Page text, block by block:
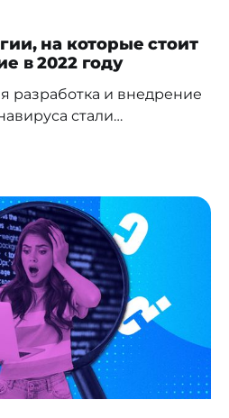
на которые стоит
в 2022 году
разработка и внедрение
стали
они опирались на
проводившихся
говорится в
для того чтобы